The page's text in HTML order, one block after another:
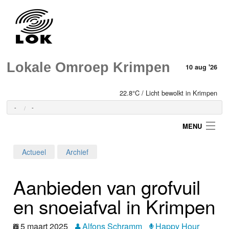
Lokale Omroep Krimpen 10 aug '26
22.8°C / Licht bewolkt in Krimpen
- -
MENU
Home
Programma's
Actueel Archief
Aanbieden van grofvuil
en snoeiafval in Krimpen
5 maart 2025 Alfons Schramm Happy Hour